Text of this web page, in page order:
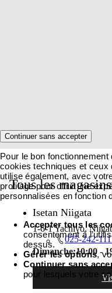
Tous les
Isetan Niigata
1-6-1 Yachiyo,
025-242-
Dimanche:10:00 -
Continuer sans accepter
Pour le bon
cookies techniques et
utilise également, avec
profilage pour offrir une
personnalisées en fonction
Accepter tous les
consentement à
dessus.
Gérer les options,
Continuer sans
pour lesquels votre